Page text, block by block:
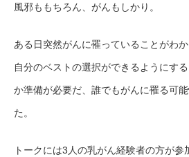
風邪ももちろん、がんもしかり。
ある日突然がんに罹っていることがわ
自分のベストの選択ができるようにす
か準備が必要だ、誰でもがんに罹る可
た。
トークには3人の乳がん経験者の方が参